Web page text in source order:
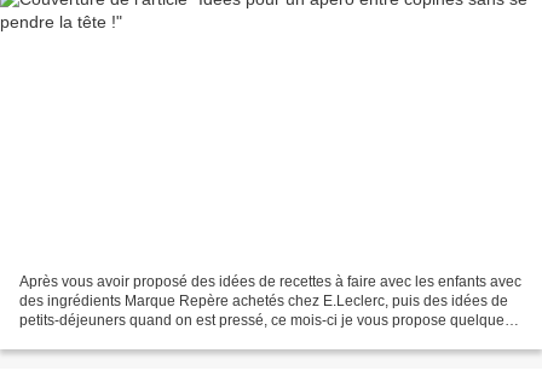
Après vous avoir proposé des idées de recettes à faire avec les enfants avec
des ingrédients Marque Repère achetés chez E.Leclerc, puis des idées de
petits-déjeuners quand on est pressé, ce mois-ci je vous propose quelques